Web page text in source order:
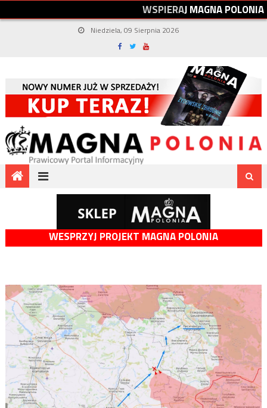
WSPIERAJMAGNAPOLONIA
Niedziela, 09 Sierpnia 2026
WESPRZYJ PROJEKT MAGNA POLONIA